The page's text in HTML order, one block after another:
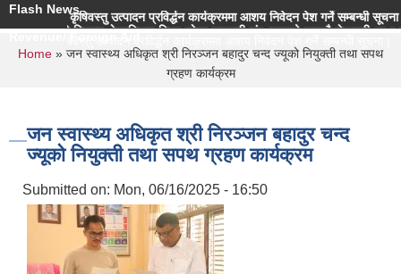
Flash News
उच्च मूल्य कृषिवस्तु उत्पादन प्रविर्द्धन कार्यक्रममा आशय निवेदन पेश गर्ने सम्बन्धी सूचना |
नियमन क्षेत्रधिकार भित्र रहेका सहकारी संस्थाहरुको समयमै लेखापरीक्षण र
You are here
Home » जन स्वास्थ्य अधिकृत श्री निरञ्जन बहादुर चन्द ज्यूको नियुक्ती तथा सपथ
ग्रहण कार्यक्रम
जन स्वास्थ्य अधिकृत श्री निरञ्जन बहादुर चन्द
ज्यूको नियुक्ती तथा सपथ ग्रहण कार्यक्रम
Submitted on: Mon, 06/16/2025 - 16:50